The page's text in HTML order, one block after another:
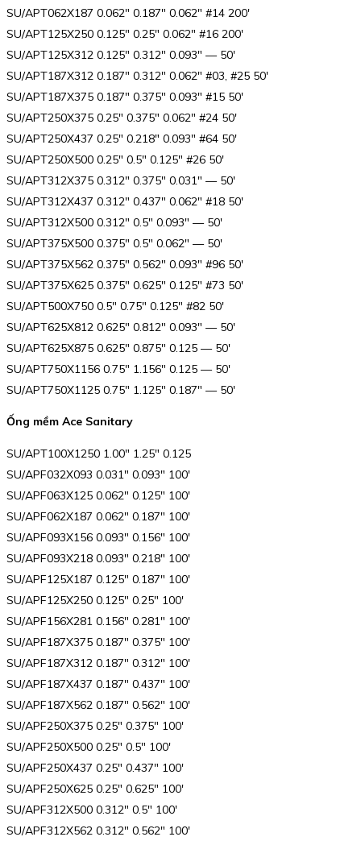
SU/APT062X187 0.062″ 0.187″ 0.062″ #14 200′
SU/APT125X250 0.125″ 0.25″ 0.062″ #16 200′
SU/APT125X312 0.125″ 0.312″ 0.093″ — 50′
SU/APT187X312 0.187″ 0.312″ 0.062″ #03, #25 50′
SU/APT187X375 0.187″ 0.375″ 0.093″ #15 50′
SU/APT250X375 0.25″ 0.375″ 0.062″ #24 50′
SU/APT250X437 0.25″ 0.218″ 0.093″ #64 50′
SU/APT250X500 0.25″ 0.5″ 0.125″ #26 50′
SU/APT312X375 0.312″ 0.375″ 0.031″ — 50′
SU/APT312X437 0.312″ 0.437″ 0.062″ #18 50′
SU/APT312X500 0.312″ 0.5″ 0.093″ — 50′
SU/APT375X500 0.375″ 0.5″ 0.062″ — 50′
SU/APT375X562 0.375″ 0.562″ 0.093″ #96 50′
SU/APT375X625 0.375″ 0.625″ 0.125″ #73 50′
SU/APT500X750 0.5″ 0.75″ 0.125″ #82 50′
SU/APT625X812 0.625″ 0.812″ 0.093″ — 50′
SU/APT625X875 0.625″ 0.875″ 0.125 — 50′
SU/APT750X1156 0.75″ 1.156″ 0.125 — 50′
SU/APT750X1125 0.75″ 1.125″ 0.187″ — 50′
Ống mềm Ace Sanitary
SU/APT100X1250 1.00″ 1.25″ 0.125
SU/APF032X093 0.031″ 0.093″ 100′
SU/APF063X125 0.062″ 0.125″ 100′
SU/APF062X187 0.062″ 0.187″ 100′
SU/APF093X156 0.093″ 0.156″ 100′
SU/APF093X218 0.093″ 0.218″ 100′
SU/APF125X187 0.125″ 0.187″ 100′
SU/APF125X250 0.125″ 0.25″ 100′
SU/APF156X281 0.156″ 0.281″ 100′
SU/APF187X375 0.187″ 0.375″ 100′
SU/APF187X312 0.187″ 0.312″ 100′
SU/APF187X437 0.187″ 0.437″ 100′
SU/APF187X562 0.187″ 0.562″ 100′
SU/APF250X375 0.25″ 0.375″ 100′
SU/APF250X500 0.25″ 0.5″ 100′
SU/APF250X437 0.25″ 0.437″ 100′
SU/APF250X625 0.25″ 0.625″ 100′
SU/APF312X500 0.312″ 0.5″ 100′
SU/APF312X562 0.312″ 0.562″ 100′